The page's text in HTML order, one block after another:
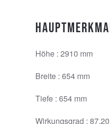
Höhe : 2910 mm
Breite : 654 mm
Tiefe : 654 mm
Wirkungsgrad :